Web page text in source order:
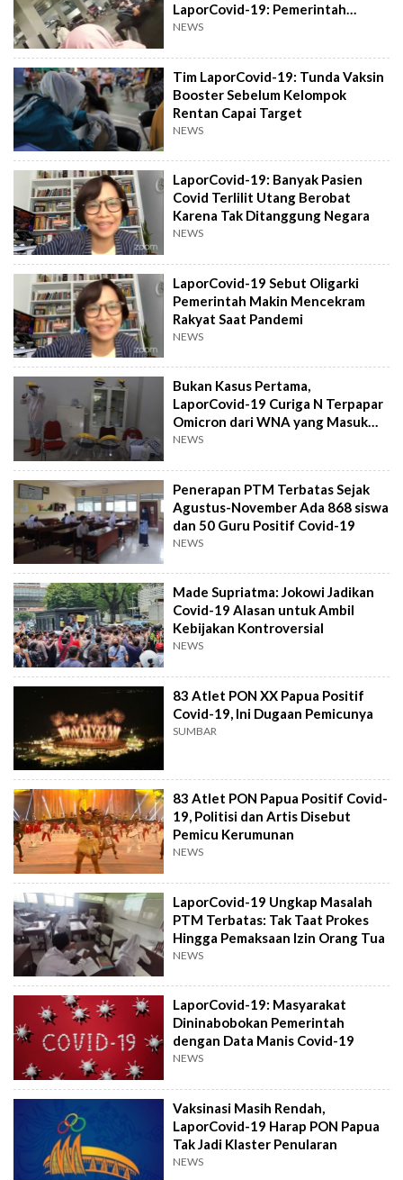
LaporCovid-19: Pemerintah
Represif!
NEWS
Tim LaporCovid-19: Tunda Vaksin
Booster Sebelum Kelompok
Rentan Capai Target
NEWS
LaporCovid-19: Banyak Pasien
Covid Terlilit Utang Berobat
Karena Tak Ditanggung Negara
NEWS
LaporCovid-19 Sebut Oligarki
Pemerintah Makin Mencekram
Rakyat Saat Pandemi
NEWS
Bukan Kasus Pertama,
LaporCovid-19 Curiga N Terpapar
Omicron dari WNA yang Masuk
Indonesia
NEWS
Penerapan PTM Terbatas Sejak
Agustus-November Ada 868 siswa
dan 50 Guru Positif Covid-19
NEWS
Made Supriatma: Jokowi Jadikan
Covid-19 Alasan untuk Ambil
Kebijakan Kontroversial
NEWS
83 Atlet PON XX Papua Positif
Covid-19, Ini Dugaan Pemicunya
SUMBAR
83 Atlet PON Papua Positif Covid-
19, Politisi dan Artis Disebut
Pemicu Kerumunan
NEWS
LaporCovid-19 Ungkap Masalah
PTM Terbatas: Tak Taat Prokes
Hingga Pemaksaan Izin Orang Tua
NEWS
LaporCovid-19: Masyarakat
Dininabobokan Pemerintah
dengan Data Manis Covid-19
NEWS
Vaksinasi Masih Rendah,
LaporCovid-19 Harap PON Papua
Tak Jadi Klaster Penularan
NEWS